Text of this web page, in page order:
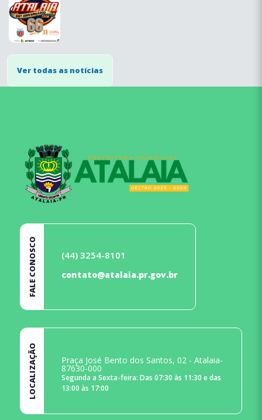
Ver todas as notícias
FALE CONOSCO (44) 3254-8101
contato@atalaia.pr.gov.br
LOCALIZAÇÃO Praça José Bento dos Santos, 02 - Atalaia-
87630-000
Segunda a Sexta-feira: Das 07:30 às 11:30 e das
13:00 às 17:00